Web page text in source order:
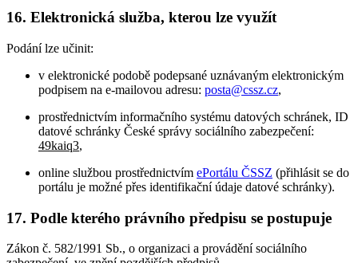
16. Elektronická služba, kterou lze využít
Podání lze učinit:
v elektronické podobě podepsané uznávaným elektronickým
podpisem na e-mailovou adresu: posta@cssz.cz,
prostřednictvím informačního systému datových schránek, ID
datové schránky České správy sociálního zabezpečení:
49kaiq3,
online službou prostřednictvím ePortálu ČSSZ (přihlásit se do
portálu je možné přes identifikační údaje datové schránky).
17. Podle kterého právního předpisu se postupuje
Zákon č. 582/1991 Sb., o organizaci a provádění sociálního